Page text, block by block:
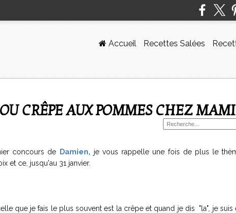
Accueil Recettes Salées
CRÊPE AUX POMMES CHEZ
concours de Damien, je vous rappelle une fois de plus le
et ce, jusqu'au 31 janvier.
que je fais le plus souvent est la crêpe et quand je dis "la", je suis